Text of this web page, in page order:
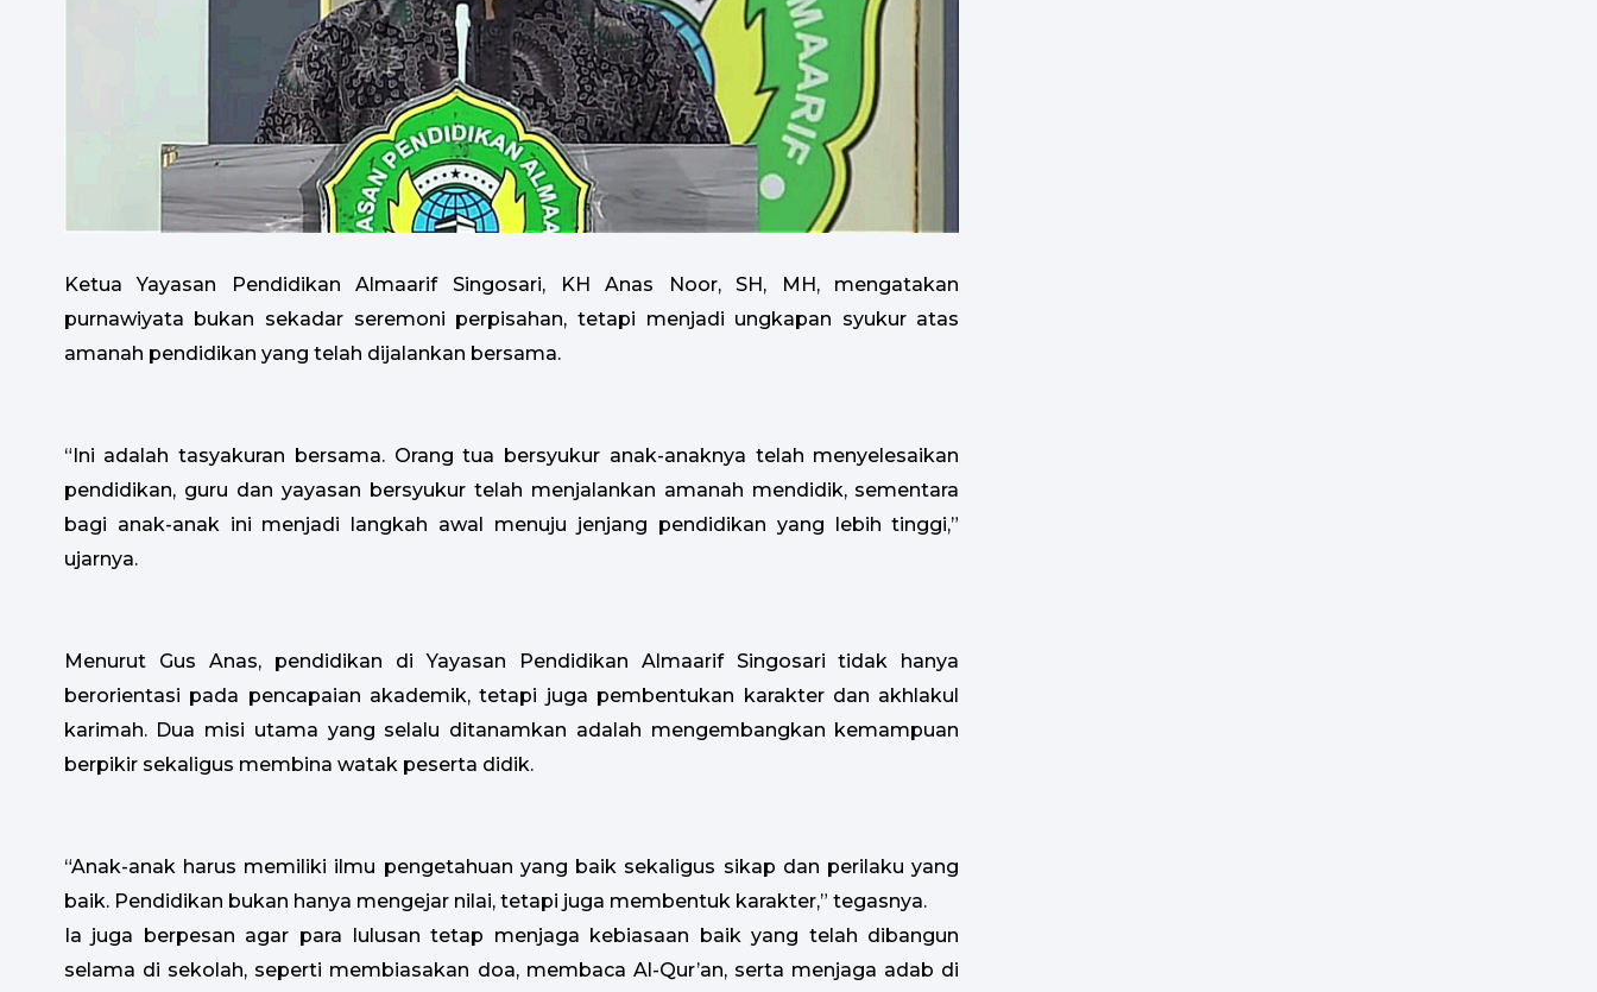
Ketua Yayasan Pendidikan Almaarif Singosari, KH Anas Noor, SH, MH, mengatakan
purnawiyata bukan sekadar seremoni perpisahan, tetapi menjadi ungkapan syukur atas
amanah pendidikan yang telah dijalankan bersama.
“Ini adalah tasyakuran bersama. Orang tua bersyukur anak-anaknya telah menyelesaikan
pendidikan, guru dan yayasan bersyukur telah menjalankan amanah mendidik, sementara
bagi anak-anak ini menjadi langkah awal menuju jenjang pendidikan yang lebih tinggi,”
ujarnya.
Menurut Gus Anas, pendidikan di Yayasan Pendidikan Almaarif Singosari tidak hanya
berorientasi pada pencapaian akademik, tetapi juga pembentukan karakter dan akhlakul
karimah. Dua misi utama yang selalu ditanamkan adalah mengembangkan kemampuan
berpikir sekaligus membina watak peserta didik.
“Anak-anak harus memiliki ilmu pengetahuan yang baik sekaligus sikap dan perilaku yang
baik. Pendidikan bukan hanya mengejar nilai, tetapi juga membentuk karakter,” tegasnya.
Ia juga berpesan agar para lulusan tetap menjaga kebiasaan baik yang telah dibangun
selama di sekolah, seperti membiasakan doa, membaca Al-Qur’an, serta menjaga adab di